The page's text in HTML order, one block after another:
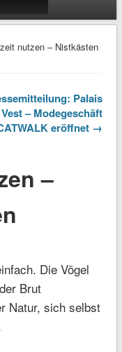
nutzen – Nistkästen
Palais
Vest – Modegeschäft
eröffnet →
–
Die Vögel
Brut
Natur, sich selbst